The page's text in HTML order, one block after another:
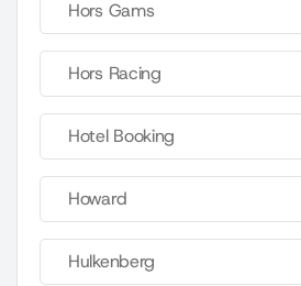
Hors Gams
Hors Racing
Hotel Booking
Howard
Hulkenberg